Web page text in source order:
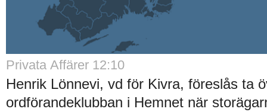
Privata Affärer 12:10
Henrik Lönnevi, vd för Kivra, föreslås ta
ordförandeklubban i Hemnet när